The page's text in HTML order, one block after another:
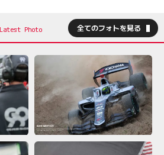
全てのフォトを見る